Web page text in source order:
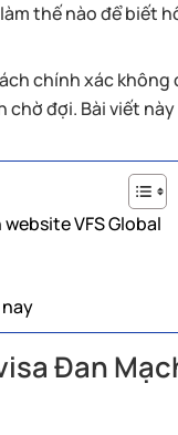
thế nào để biết
chính xác không
đợi. Bài viết này
VFS Global
Đan